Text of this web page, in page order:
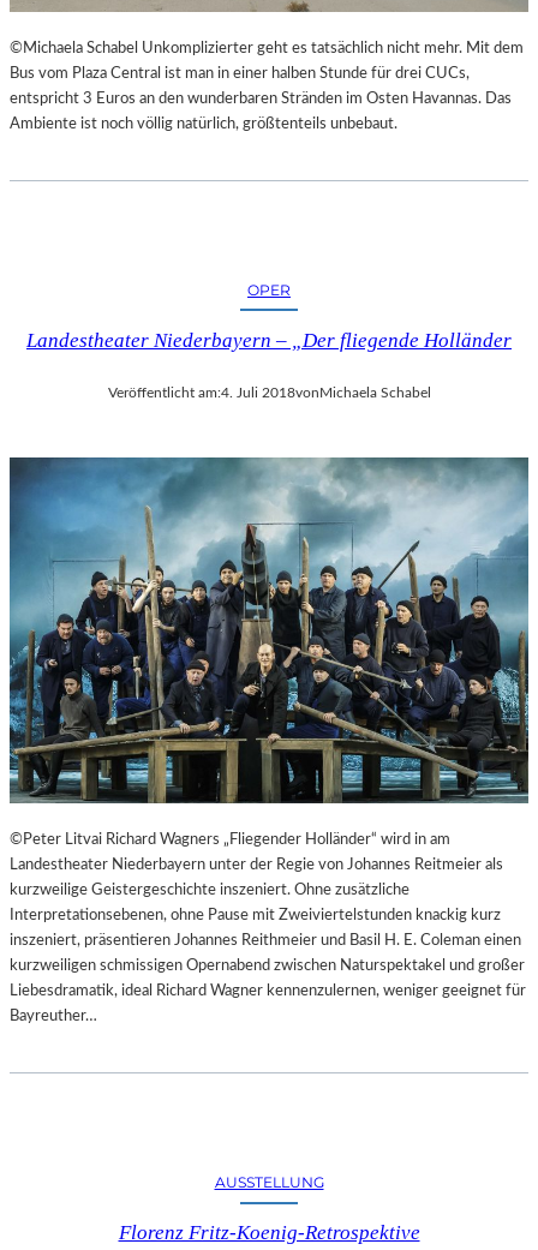
©Michaela Schabel Unkomplizierter geht es tatsächlich nicht mehr. Mit dem
Bus vom Plaza Central ist man in einer halben Stunde für drei CUCs,
entspricht 3 Euros an den wunderbaren Stränden im Osten Havannas. Das
Ambiente ist noch völlig natürlich, größtenteils unbebaut.
OPER
Landestheater Niederbayern – „Der fliegende Holländer
Veröffentlicht am:4. Juli 2018vonMichaela Schabel
©Peter Litvai Richard Wagners „Fliegender Holländer“ wird in am
Landestheater Niederbayern unter der Regie von Johannes Reitmeier als
kurzweilige Geistergeschichte inszeniert. Ohne zusätzliche
Interpretationsebenen, ohne Pause mit Zweiviertelstunden knackig kurz
inszeniert, präsentieren Johannes Reithmeier und Basil H. E. Coleman einen
kurzweiligen schmissigen Opernabend zwischen Naturspektakel und großer
Liebesdramatik, ideal Richard Wagner kennenzulernen, weniger geeignet für
Bayreuther…
AUSSTELLUNG
Florenz Fritz-Koenig-Retrospektive